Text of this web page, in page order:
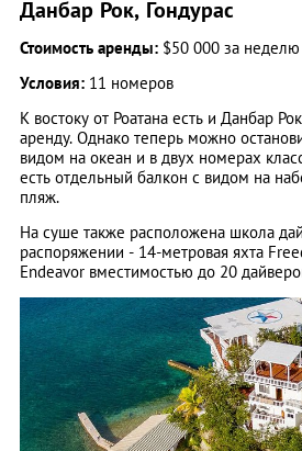
Данбар Рок, Гондурас
Стоимость аренды: $50 000 за неделю
Условия: 11 номеров
К востоку от Роатана есть и Данбар
аренду. Однако теперь можно
видом на океан и в двух номерах
есть отдельный балкон с видом на
пляж.
На суше также расположена школа
распоряжении - 14-метровая яхта
Endeavor вместимостью до 20